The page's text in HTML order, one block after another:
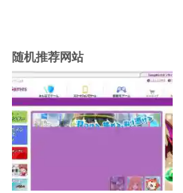
随机推荐网站